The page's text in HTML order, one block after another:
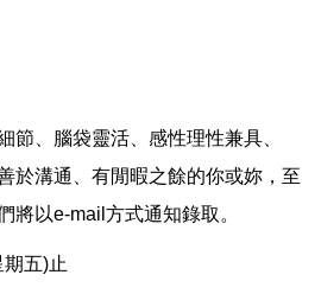
節、腦袋靈活、感性理性兼具、
於溝通、有閒暇之餘的你或妳，至
將以e-mail方式通知錄取。
五)止